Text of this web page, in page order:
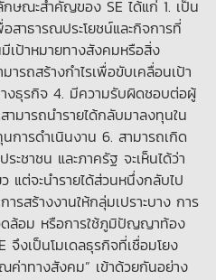
ษณะสำคัญของ SE ได้แก่ 1. เป็น
สาธารณประโยชน์และกิจการที่
เป้าหมายทางสังคมหรือสิ่ง
รถสร้างกำไรเพื่อขับเคลื่อนเป้า
งธุรกิจ 4. มีความรับผิดชอบต่อผู้
มารถนำรายได้กลับมาลงทุนใน
การดำเนินงาน 6. สามารถเกิด
ชาชน และภาครัฐ จะเห็นได้ว่า
แต่จะนำรายได้ส่วนหนึ่งกลับไป
รสร้างงานให้กลุ่มเปราะบาง การ
ล้อม หรือการใช้ภูมิปัญญาท้อง
งเป็นโมเดลธุรกิจที่เชื่อมโยง
ค่าทางสังคม” เข้าด้วยกันอย่าง